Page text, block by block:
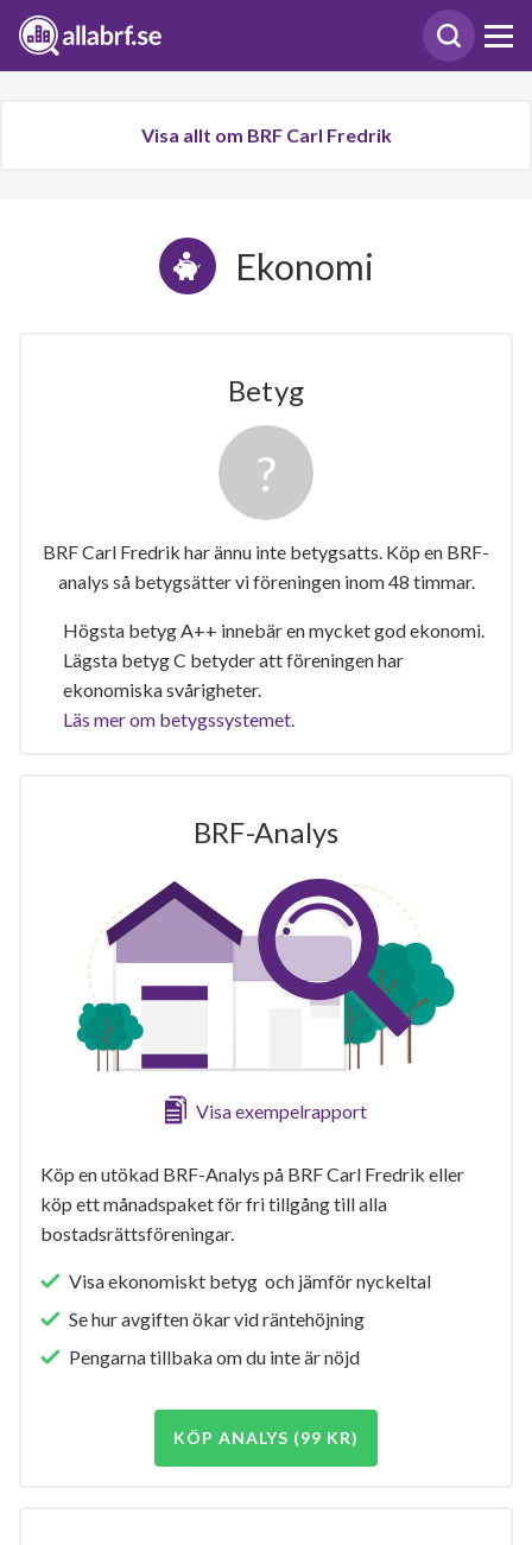
Visa allt om BRF Carl Fredrik
Ekonomi
Betyg
BRF Carl Fredrik har ännu inte betygsatts. Köp en BRF-
analys så betygsätter vi föreningen inom 48 timmar.
Högsta betyg A++ innebär en mycket god ekonomi.
Lägsta betyg C betyder att föreningen har
ekonomiska svårigheter.
Läs mer om betygssystemet.
BRF-Analys
Visa exempelrapport
Köp en utökad BRF-Analys på BRF Carl Fredrik eller
köp ett månadspaket för fri tillgång till alla
bostadsrättsföreningar.
Visa ekonomiskt betyg och jämför nyckeltal
Se hur avgiften ökar vid räntehöjning
Pengarna tillbaka om du inte är nöjd
KÖP ANALYS (99 KR)